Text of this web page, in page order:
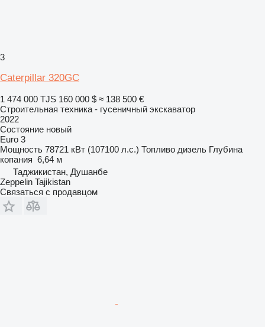
3
Caterpillar 320GC
1 474 000 TJS 160 000 $ ≈ 138 500 €
Строительная техника - гусеничный экскаватор
2022
Состояние новый
Euro 3
Мощность 78721 кВт (107100 л.с.) Топливо дизель Глубина
копания 6,64 м
Таджикистан, Душанбе
Zeppelin Tajikistan
Связаться с продавцом